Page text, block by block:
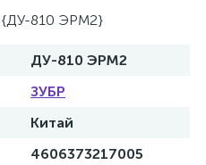
{ДУ-810 ЭРМ2}
ДУ-810 ЭРМ2
ЗУБР
Китай
4606373217005